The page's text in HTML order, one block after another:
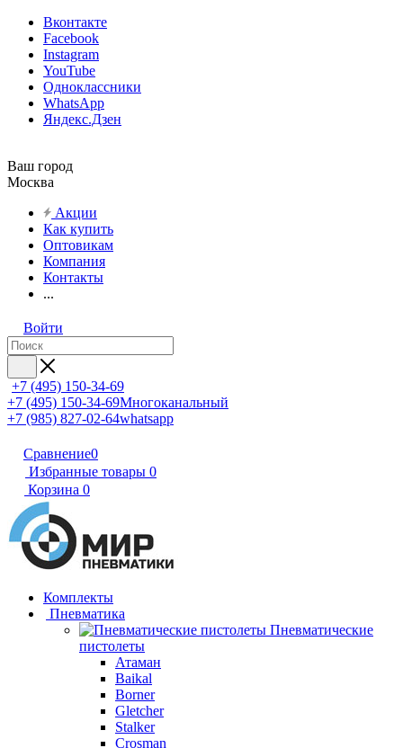
Вконтакте
Facebook
Instagram
YouTube
Одноклассники
WhatsApp
Яндекс.Дзен
Ваш город
Москва
Акции
Как купить
Оптовикам
Компания
Контакты
...
Войти
+7 (495) 150-34-69
+7 (495) 150-34-69Многоканальный
+7 (985) 827-02-64whatsapp
Сравнение0
Избранные товары 0
Корзина 0
Комплекты
Пневматика
Пневматические
пистолеты
Атаман
Baikal
Borner
Gletcher
Stalker
Crosman